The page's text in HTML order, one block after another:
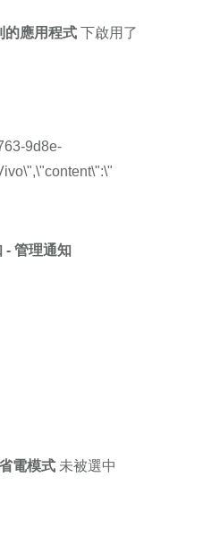
的應用程式
9d8e-
- 管理通知
電模式 未被選中